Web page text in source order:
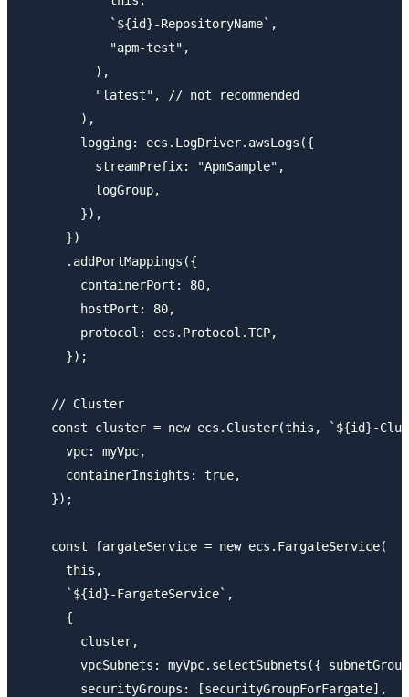
            `${id}-RepositoryName`,
            "apm-test",
          ),
          "latest", // not recommended
        ),
        logging: ecs.LogDriver.awsLogs({
          streamPrefix: "ApmSample",
          logGroup,
        }),
      })
      .addPortMappings({
        containerPort: 80,
        hostPort: 80,
        protocol: ecs.Protocol.TCP,
      });
    // Cluster
const cluster = new ecs.Cluster(this, `${id}-
      vpc: myVpc,
      containerInsights: true,
    });
    const fargateService = new ecs.FargateService(
      this,
      `${id}-FargateService`,
      {
        cluster,
vpcSubnets: myVpc.selectSubnets({
        securityGroups: [securityGroupForFargate],